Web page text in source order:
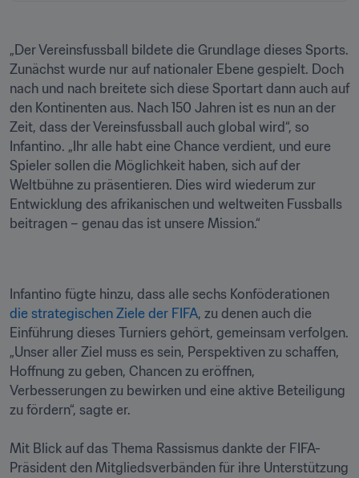
„Der Vereinsfussball bildete die Grundlage dieses Sports.
Zunächst wurde nur auf nationaler Ebene gespielt. Doch
nach und nach breitete sich diese Sportart dann auch auf
den Kontinenten aus. Nach 150 Jahren ist es nun an der
Zeit, dass der Vereinsfussball auch global wird“, so
Infantino. „Ihr alle habt eine Chance verdient, und eure
Spieler sollen die Möglichkeit haben, sich auf der
Weltbühne zu präsentieren. Dies wird wiederum zur
Entwicklung des afrikanischen und weltweiten Fussballs
beitragen – genau das ist unsere Mission.“
die strategischen Ziele der FIFA, zu denen auch die
Einführung dieses Turniers gehört, gemeinsam verfolgen.
„Unser aller Ziel muss es sein, Perspektiven zu schaffen,
Hoffnung zu geben, Chancen zu eröffnen,
Verbesserungen zu bewirken und eine aktive Beteiligung
zu fördern“, sagte er.
Mit Blick auf das Thema Rassismus dankte der FIFA-
Präsident den Mitgliedsverbänden für ihre Unterstützung